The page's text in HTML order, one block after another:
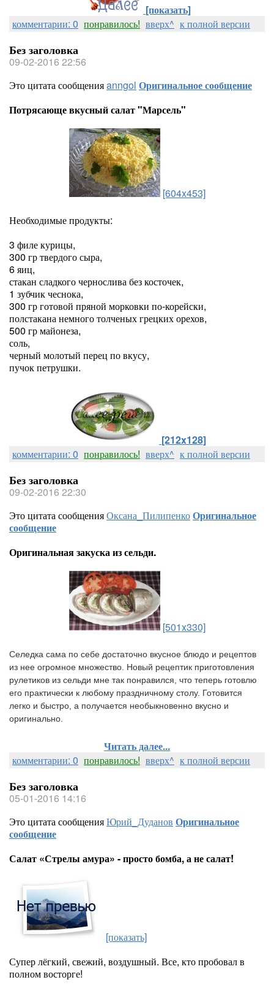
[показать]
комментарии: 0 понравилось! вверх^ к полной версии
Без заголовка
09-02-2016 22:56
Это цитата сообщенияanngol Оригинальное сообщение
Потрясающе вкусный салат "Марсель"
[604x453]
Необходимые продукты:
3 филе курицы,
300 гр твердого сыра,
6 яиц,
стакан сладкого чернослива без косточек,
1 зубчик чеснока,
300 гр готовой пряной морковки по-корейски,
полстакана немного толченых грецких орехов,
500 гр майонеза,
соль,
черный молотый перец по вкусу,
пучок петрушки.
[212x128]
комментарии: 0 понравилось! вверх^ к полной версии
Без заголовка
09-02-2016 22:30
Это цитата сообщенияОксана_ПилипенкоОригинальное
сообщение
Оригинальная закуска из сельди.
[501x330]
Селедка сама по себе достаточно вкусное блюдо и рецептов
из нее огромное множество. Новый рецептик приготовления
рулетиков из сельди мне так понравился, что теперь готовлю
его практически к любому праздничному столу. Готовится
легко и быстро, а получается необыкновенно вкусно и
оригинально.
Читать далее...
комментарии: 0 понравилось! вверх^ к полной версии
Без заголовка
05-01-2016 14:16
Это цитата сообщенияЮрий_Дуданов Оригинальное
сообщение
Салат «Стрелы амура» - просто бомба, а не салат!
[показать]
Супер лёгкий, свежий, воздушный. Все, кто пробовал в
полном восторге!